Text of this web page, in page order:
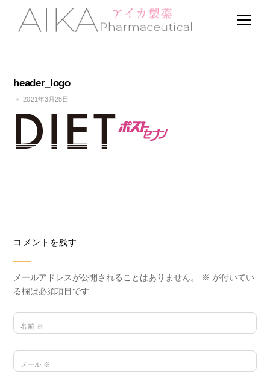
content
header_logo
2021年3月25日
コメントを残す
メールアドレスが公開されることはありません。 ※ が付いてい
る欄は必須項目です
名前 ※
メール ※